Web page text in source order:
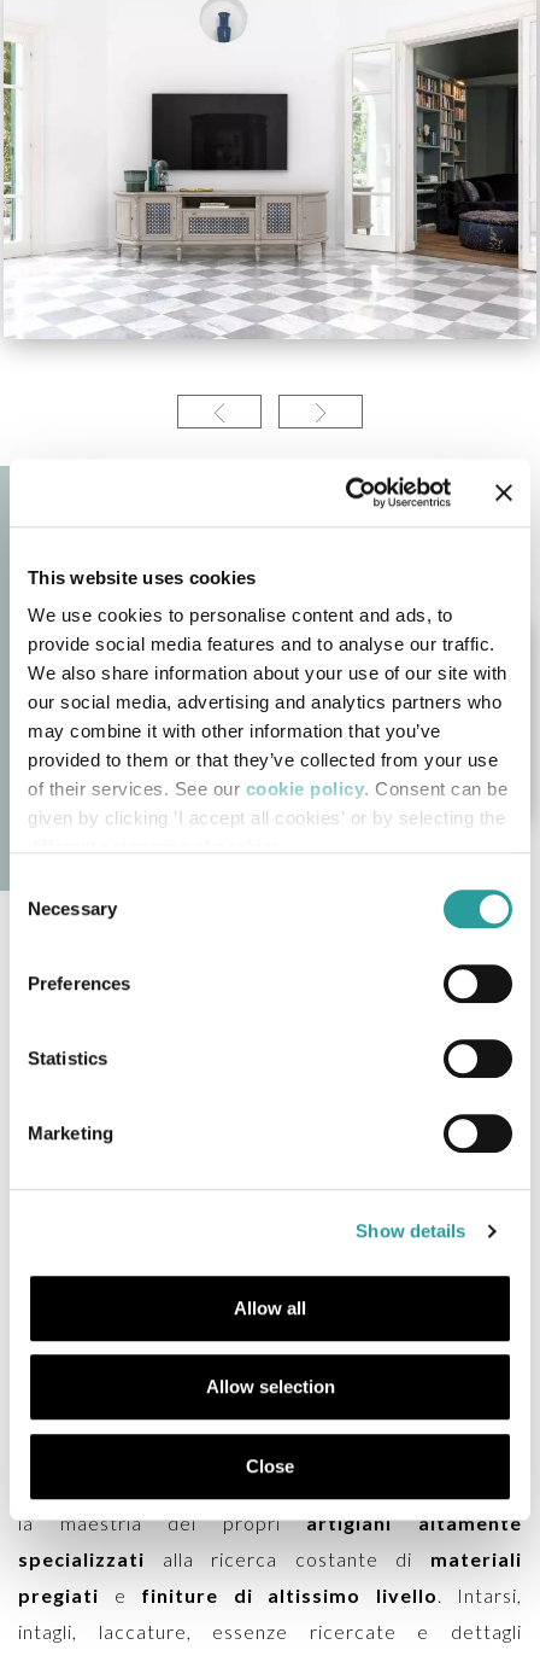
This website uses cookies
We use cookies to personalise content and ads, to
provide social media features and to analyse our traffic.
We also share information about your use of our site with
our social media, advertising and analytics partners who
may combine it with other information that you’ve
provided to them or that they’ve collected from your use
of their services. See our cookie policy. Consent can be
given by clicking 'I accept all cookies' or by selecting the
Selection
Necessary
Preferences
Statistics
Marketing
Show details
Allow all
Allow selection
Close
Linea Classica Bellotti Ezio
arredamento di lusso
, un perfetto equilibrio tradesign
, eleganza senza tempo e cura
artigianale
. Ogni ambiente è progettato con un
approccio sartoriale, dove l’arredo su misura
diventa protagonista e si traduce in
mobili classici
L’azienda, storica eccellenza della Brianza, porta
avanti da generazioni la cultura dell’
classico italiano, preservando i valori che l’hanno
la maestria dei propriartigiani altamente
specializzati alla ricerca costante di materiali
pregiati e finiture di altissimo livello. Intarsi,
intagli, laccature, essenze ricercate e dettagli